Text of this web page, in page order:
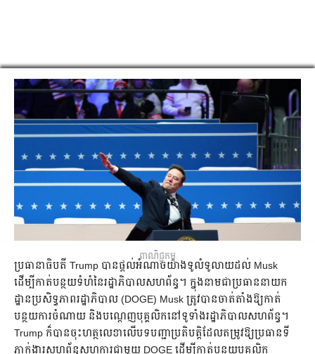
ពាណិជ្ជកម្ម
ប្រធានាធិបតី Trump បានផ្តល់អំណាចយ៉ាងទូលំទូលាយដល់ Musk
ដើម្បីកាត់បន្ថយទំហំនៃរដ្ឋាភិបាលសហព័ន្ធ។ ក្នុងនាមជាប្រធាននាយក
ដ្ឋានប្រសិទ្ធភាពរដ្ឋាភិបាល (DOGE) Musk ត្រូវបានចាត់តាំងឱ្យកាត់
បន្ថយការចំណាយ និងបណ្តេញបុគ្គលិកនៅទូទាំងរដ្ឋាភិបាលសហព័ន្ធ។
Trump ក៏បានចុះហត្ថលេខាលើបទបញ្ជាប្រតិបត្តិដែលតម្រូវឱ្យប្រធានទី
ភ្នាក់ងារសហព័ន្ធសហការជាមួយ DOGE ដើម្បីកាត់បន្ថយបុគ្គលិក